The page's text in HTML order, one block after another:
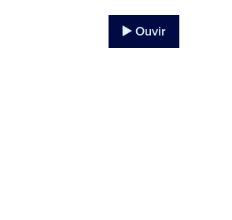
▶️ Ouvir